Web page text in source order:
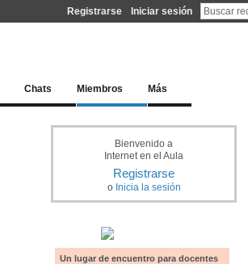
Registrarse Iniciar sesión
Chats Miembros Más
Bienvenido a
Internet en el Aula
Registrarse
o Inicia la sesión
Un lugar de encuentro para docentes